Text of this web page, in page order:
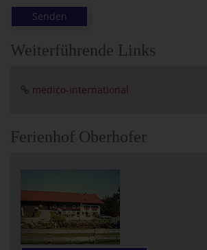
Senden
Weiterführende Links
medico-international
Ferienhof Oberhofer